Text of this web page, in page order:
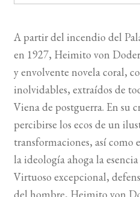
A partir del incendio del
en 1927, Heimito von
y envolvente novela coral,
inolvidables, extraídos de
Viena de postguerra. En su
percibirse los ecos de un
transformaciones, así como
la ideología ahoga la
Virtuoso excepcional,